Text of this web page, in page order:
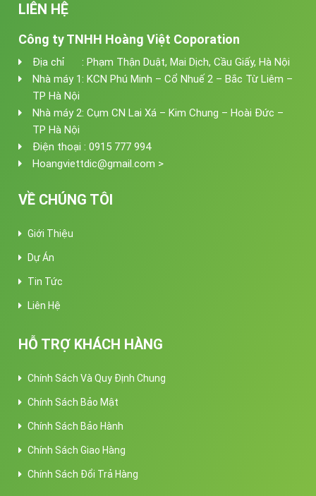
LIÊN HỆ
Công ty TNHH Hoàng Việt Coporation
Địa chỉ : Phạm Thận Duật, Mai Dịch, Cầu Giấy, Hà Nội
Nhà máy 1: KCN Phú Minh – Cổ Nhuế 2 – Bắc Từ Liêm –
TP Hà Nội
Nhà máy 2: Cụm CN Lai Xá – Kim Chung – Hoài Đức –
TP Hà Nội
Điện thoại : 0915 777 994
Hoangviettdic@gmail.com >
VỀ CHÚNG TÔI
Giới Thiệu
Dự Án
Tin Tức
Liên Hệ
HỖ TRỢ KHÁCH HÀNG
Chính Sách Và Quy Định Chung
Chính Sách Bảo Mật
Chính Sách Bảo Hành
Chính Sách Giao Hàng
Chính Sách Đổi Trả Hàng